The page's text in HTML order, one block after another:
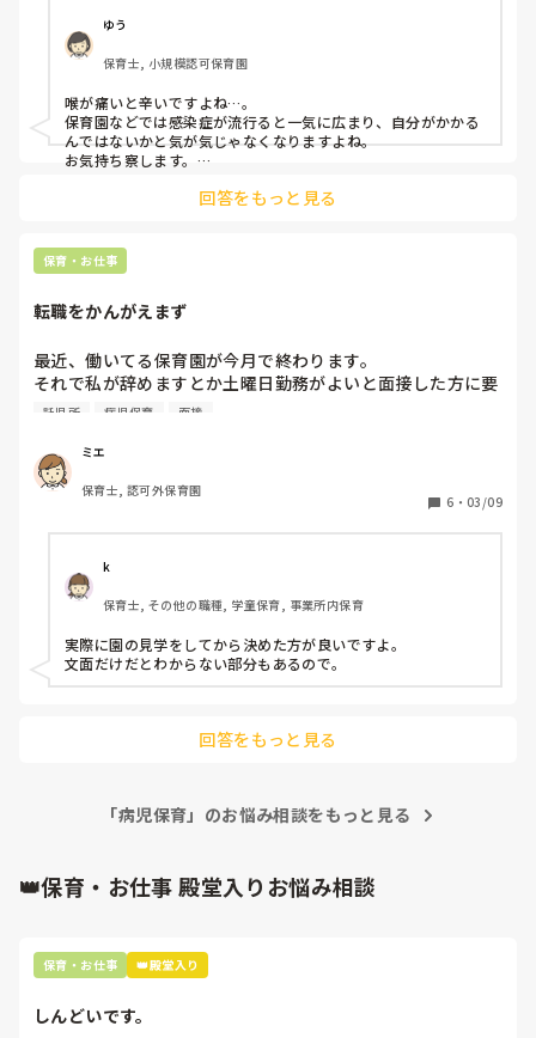
4ヶ月、職場に話しやすい関わりやすい方はおられますか？
もしいらっしゃれば、その方に頼るのもひとつです。
もう一度言います。
向いてるか向いてないかは、今は考えないでいいですからね。
今週に入り、園では子どもだけでなく、職員にもインフルエ
ンザが広がっています。
年内は続くんですかね…
治まって欲しい。
ゆう
保育士, 小規模認可保育園
喉が痛いと辛いですよね…。
保育園などでは感染症が流行ると一気に広まり、自分がかかる
んではないかと気が気じゃなくなりますよね。
お気持ち察します。
せんが、まだまだ油断はできませんよね。喉の痛みが強い時は
回答をもっと見る
保育・お仕事
転職をかんがえまず
最近、働いてる保育園が今月で終わります。
それで私が辞めますとか土曜日勤務がよいと面接した方に要
望をだし、自宅から１時間半の職場に移動になりました。少
が幼稚園に通うのですが、病気があり、土日で希望してま
す。求人が託児所でアットホームと募集していて、そちらば
近くだしそちらに行きたいと考えてます。でももう３月出し
託児所 病児保育 面接
ミエ
保育士, 認可外保育園
6 ・ 03/09
k
保育士, その他の職種, 学童保育, 事業所内保育
実際に園の見学をしてから決めた方が良いですよ。
文面だけだとわからない部分もあるので。
回答をもっと見る
「病児保育」のお悩み相談をもっと見る
👑保育・お仕事 殿堂入りお悩み相談
保育・お仕事 👑殿堂入り
しんどいです。